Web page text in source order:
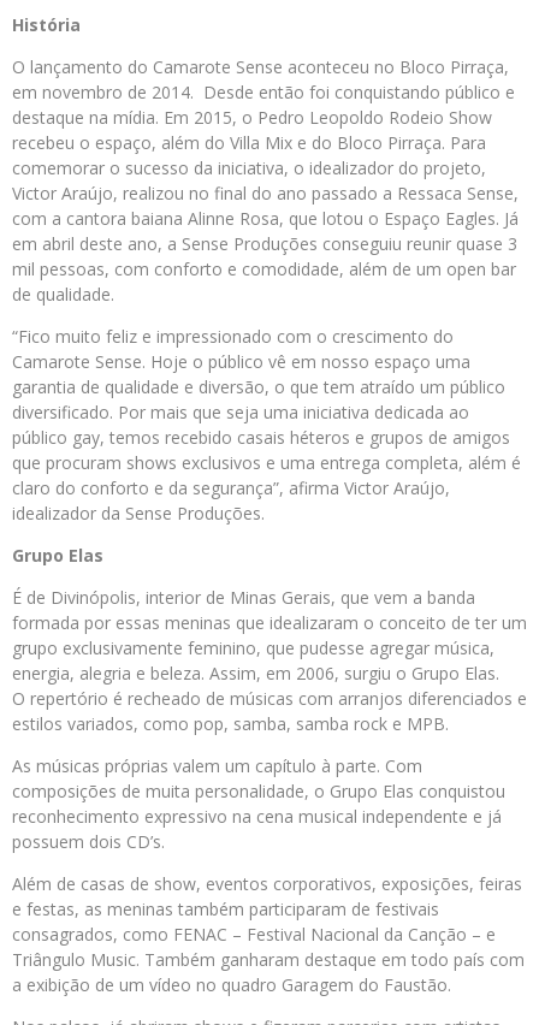
História
O lançamento do Camarote Sense aconteceu no Bloco Pirraça,
em novembro de 2014. Desde então foi conquistando público e
destaque na mídia. Em 2015, o Pedro Leopoldo Rodeio Show
recebeu o espaço, além do Villa Mix e do Bloco Pirraça. Para
comemorar o sucesso da iniciativa, o idealizador do projeto,
Victor Araújo, realizou no final do ano passado a Ressaca Sense,
com a cantora baiana Alinne Rosa, que lotou o Espaço Eagles. Já
em abril deste ano, a Sense Produções conseguiu reunir quase 3
mil pessoas, com conforto e comodidade, além de um open bar
de qualidade.
“Fico muito feliz e impressionado com o crescimento do
Camarote Sense. Hoje o público vê em nosso espaço uma
garantia de qualidade e diversão, o que tem atraído um público
diversificado. Por mais que seja uma iniciativa dedicada ao
público gay, temos recebido casais héteros e grupos de amigos
que procuram shows exclusivos e uma entrega completa, além é
claro do conforto e da segurança”, afirma Victor Araújo,
idealizador da Sense Produções.
Grupo Elas
É de Divinópolis, interior de Minas Gerais, que vem a banda
formada por essas meninas que idealizaram o conceito de ter um
grupo exclusivamente feminino, que pudesse agregar música,
energia, alegria e beleza. Assim, em 2006, surgiu o Grupo Elas.
O repertório é recheado de músicas com arranjos diferenciados e
estilos variados, como pop, samba, samba rock e MPB.
As músicas próprias valem um capítulo à parte. Com
composições de muita personalidade, o Grupo Elas conquistou
reconhecimento expressivo na cena musical independente e já
possuem dois CD’s.
Além de casas de show, eventos corporativos, exposições, feiras
e festas, as meninas também participaram de festivais
consagrados, como FENAC – Festival Nacional da Canção – e
Triângulo Music. Também ganharam destaque em todo país com
a exibição de um vídeo no quadro Garagem do Faustão.